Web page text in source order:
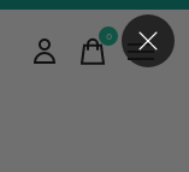
0items